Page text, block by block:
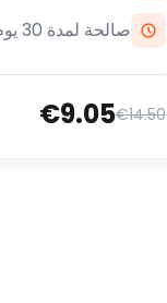
صالحة لمدة 30 يوم
€14.50
€9.05